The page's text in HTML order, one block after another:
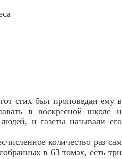
стих был проповедан ему в
в воскресной школе и
и газеты называли его
количество раз сам
в 63 томах, есть три